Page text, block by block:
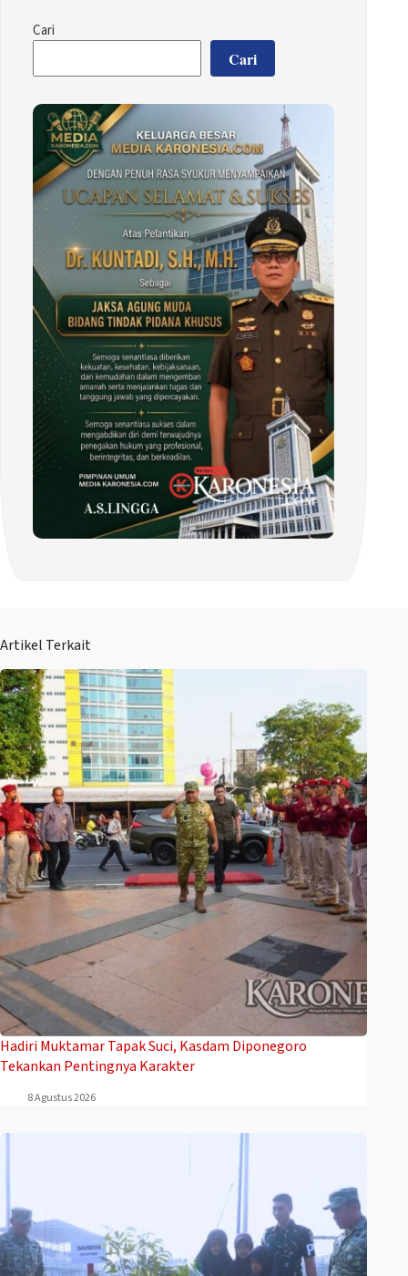
Cari
Cari
Artikel Terkait
Hadiri Muktamar Tapak Suci, Kasdam Diponegoro
Tekankan Pentingnya Karakter
8 Agustus 2026